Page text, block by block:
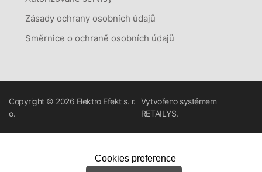
Zásady ochrany osobních údajů
Směrnice o ochraně osobních údajů
Copyright © 2026 Elektro Efekt s. r.
o.
Vytvořeno systémem
RETAILYS.
Cookies preference